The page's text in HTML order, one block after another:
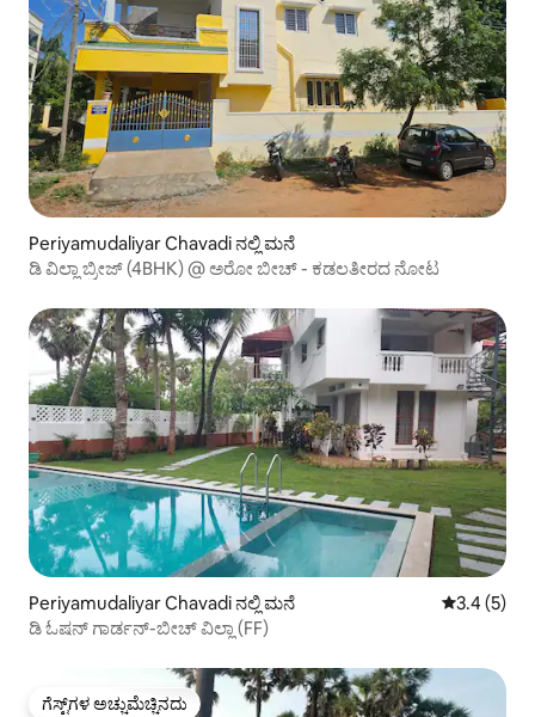
Periyamudaliyar Chavadi ನಲ್ಲಿ ಮನೆ
ಡಿ ವಿಲ್ಲಾ ಬ್ರೀಜ್ (4BHK) @ ಅರೋ ಬೀಚ್ - ಕಡಲತೀರದ ನೋಟ
Periyamudaliyar Chavadi ನಲ್ಲಿ ಮನೆ 5 ರಲ್ಲಿ 3.4
3.4 (5)
ಡಿ ಓಷನ್ ಗಾರ್ಡನ್-ಬೀಚ್ ವಿಲ್ಲಾ (FF)
ಗೆಸ್ಟ್‌ಗಳ ಅಚ್ಚುಮೆಚ್ಚಿನದು